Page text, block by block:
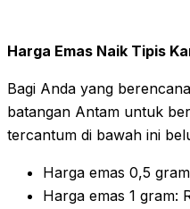
Harga Emas Naik Tipis
Bagi Anda yang
batangan Antam untuk
tercantum di bawah ini
Harga emas 0,5
Harga emas 1 gram: